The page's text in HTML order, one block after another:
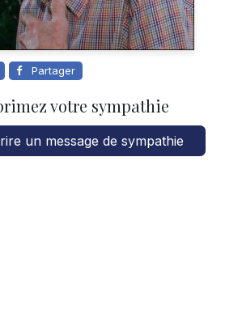
Partager
votre sympathie
un message de sympathie